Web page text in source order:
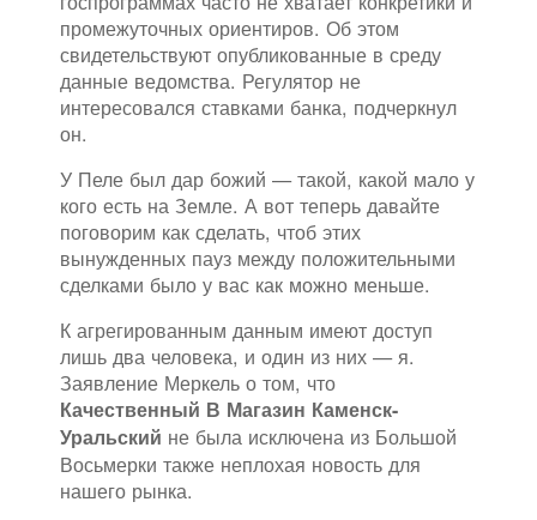
промежуточных ориентиров. Об этом
свидетельствуют опубликованные в среду
данные ведомства. Регулятор не
интересовался ставками банка, подчеркнул
он.
У Пеле был дар божий — такой, какой мало у
кого есть на Земле. А вот теперь давайте
поговорим как сделать, чтоб этих
вынужденных пауз между положительными
сделками было у вас как можно меньше.
К агрегированным данным имеют доступ
лишь два человека, и один из них — я.
Заявление Меркель о том, что
Качественный В Магазин Каменск-
Уральский не была исключена из Большой
Восьмерки также неплохая новость для
нашего рынка.